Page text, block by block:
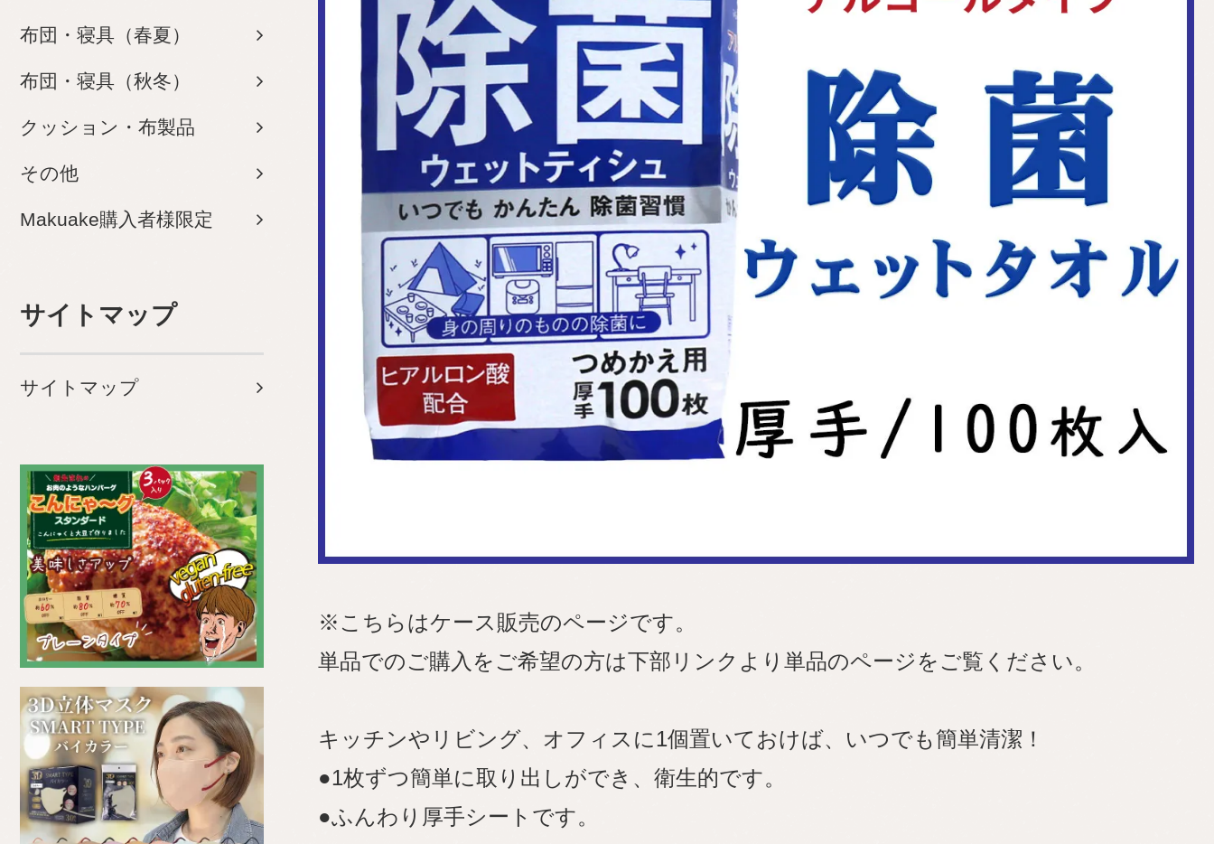
布団・寝具（春夏）
布団・寝具（秋冬）
クッション・布製品
その他
Makuake購入者様限定
サイトマップ
サイトマップ
※こちらはケース販売のページです。
単品でのご購入をご希望の方は下部リンクより単品のページをご覧ください。
キッチンやリビング、オフィスに1個置いておけば、いつでも簡単清潔！
●1枚ずつ簡単に取り出しができ、衛生的です。
●ふんわり厚手シートです。